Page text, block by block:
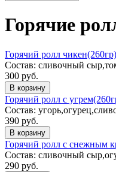
Горячие
Горячий ролл чикен(260гр)
Состав: сливочный
300 руб.
В корзину
Горячий ролл с
Состав:
390 руб.
В корзину
Горячий ролл с снежным
Состав: сливочный
290 руб.